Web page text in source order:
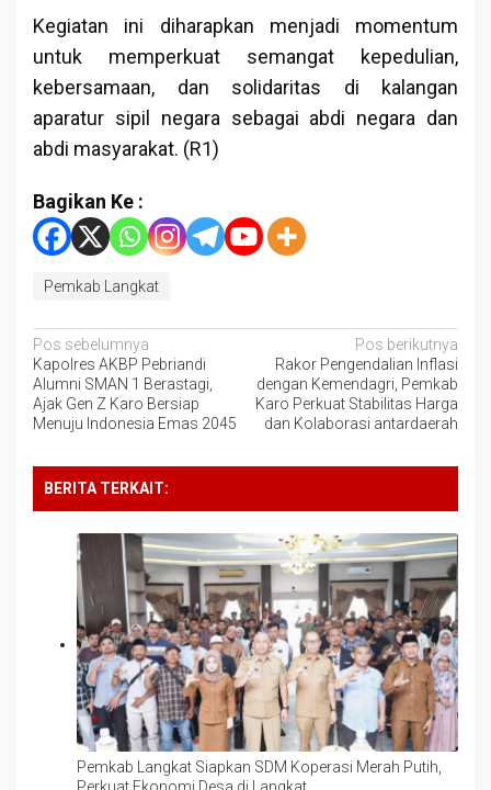
Kegiatan ini diharapkan menjadi momentum
untuk memperkuat semangat kepedulian,
kebersamaan, dan solidaritas di kalangan
aparatur sipil negara sebagai abdi negara dan
abdi masyarakat. (R1)
Bagikan Ke :
Pemkab Langkat
Navigasi
pos
Pos sebelumnya
Kapolres AKBP Pebriandi
Alumni SMAN 1 Berastagi,
Ajak Gen Z Karo Bersiap
Menuju Indonesia Emas 2045
Pos berikutnya
Rakor Pengendalian Inflasi
dengan Kemendagri, Pemkab
Karo Perkuat Stabilitas Harga
dan Kolaborasi antardaerah
BERITA TERKAIT:
Pemkab Langkat Siapkan SDM Koperasi Merah Putih,